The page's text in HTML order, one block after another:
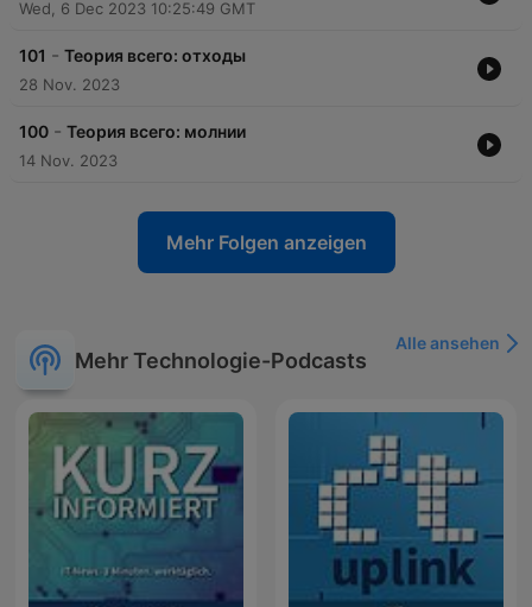
Wed, 6 Dec 2023 10:25:49 GMT
101 - Теория всего: отходы
28 Nov. 2023
100 - Теория всего: молнии
14 Nov. 2023
Mehr Folgen anzeigen
Mehr Technologie-Podcasts
Alle ansehen